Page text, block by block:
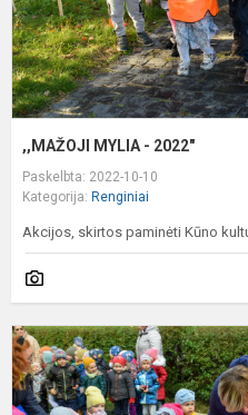
,,MAŽOJI MYLIA - 2022"
Paskelbta: 2022-10-10
Kategorija: Renginiai
Akcijos, skirtos paminėti Kūno